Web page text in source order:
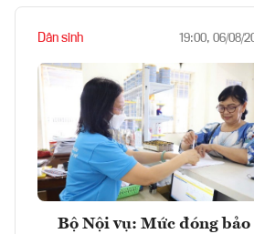
Dân sinh 19:00, 06/08/
Bộ Nội vụ: Mức đóng bảo